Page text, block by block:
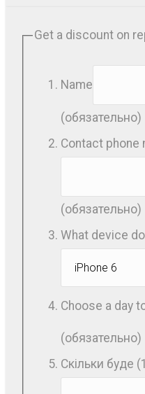
Get a discount on
Name
(обязательно)
Contact phone
(обязательно)
What device
Choose a day
(обязательно)
Скільки буде